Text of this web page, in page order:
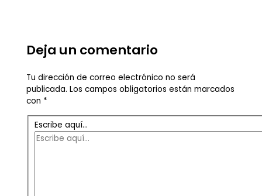
Deja un comentario
Tu dirección de correo electrónico no será
publicada. Los campos obligatorios están marcados
con *
Escribe aquí...